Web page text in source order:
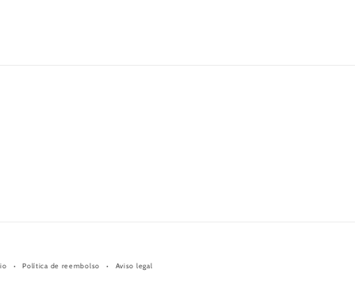
Política de reembolso Aviso legal